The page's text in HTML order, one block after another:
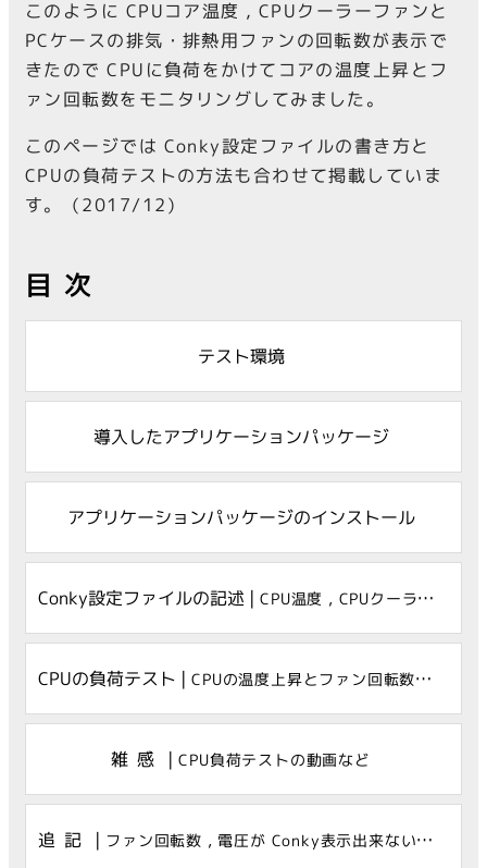
このように CPUコア温度 , CPUクーラーファンと
PCケースの排気・排熱用ファンの回転数が表示で
きたので CPUに負荷をかけてコアの温度上昇とフ
ァン回転数をモニタリングしてみました。
このページでは Conky設定ファイルの書き方と
CPUの負荷テストの方法も合わせて掲載していま
す。（2017/12）
目次
テスト環境
導入したアプリケーションパッケージ
アプリケーションパッケージのインストール
Conky設定ファイルの記述 |CPU温度 , CPUクーラーファン , PCケースファン
CPUの負荷テスト |CPUの温度上昇とファン回転数の動き
雑感 |CPU負荷テストの動画など
追記 ファン回転数 , 電圧が Conky表示出来ないときは（2018/05）